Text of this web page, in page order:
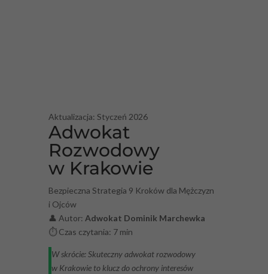
Aktualizacja: Styczeń 2026
Adwokat
Rozwodowy
w Krakowie
Bezpieczna Strategia 9 Kroków dla Mężczyzn
i Ojców
👤 Autor: Adwokat Dominik Marchewka
⏱️ Czas czytania: 7 min
W skrócie: Skuteczny adwokat rozwodowy
w Krakowie to klucz do ochrony interesów